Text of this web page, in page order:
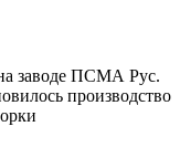
заводе ПСМА Рус.
производство